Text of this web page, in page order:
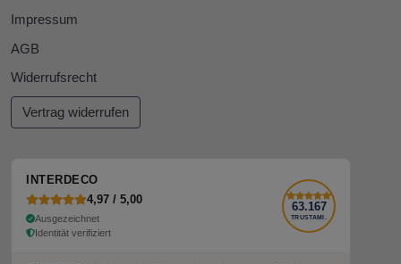
Impressum
AGB
Widerrufsrecht
Vertrag widerrufen
INTERDECO
4,97 / 5,00
Ausgezeichnet
Identität verifiziert
63.167
TRUSTAMI.